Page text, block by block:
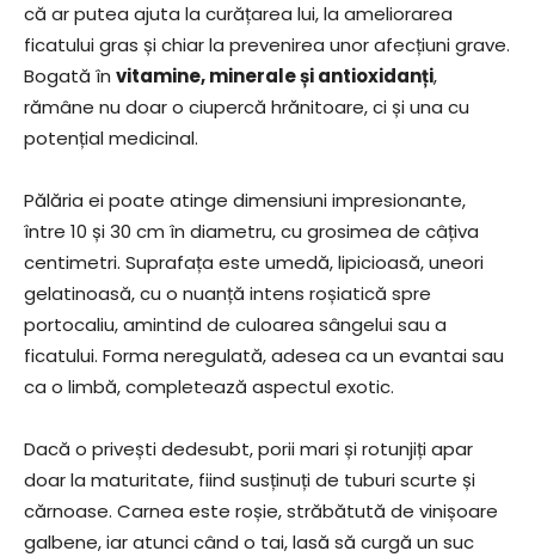
că ar putea ajuta la curățarea lui, la ameliorarea
ficatului gras și chiar la prevenirea unor afecțiuni grave.
Bogată în vitamine, minerale și antioxidanți,
rămâne nu doar o ciupercă hrănitoare, ci și una cu
potențial medicinal.
Pălăria ei poate atinge dimensiuni impresionante,
între 10 și 30 cm în diametru, cu grosimea de câțiva
centimetri. Suprafața este umedă, lipicioasă, uneori
gelatinoasă, cu o nuanță intens roșiatică spre
portocaliu, amintind de culoarea sângelui sau a
ficatului. Forma neregulată, adesea ca un evantai sau
ca o limbă, completează aspectul exotic.
Dacă o privești dedesubt, porii mari și rotunjiți apar
doar la maturitate, fiind susținuți de tuburi scurte și
cărnoase. Carnea este roșie, străbătută de vinișoare
galbene, iar atunci când o tai, lasă să curgă un suc